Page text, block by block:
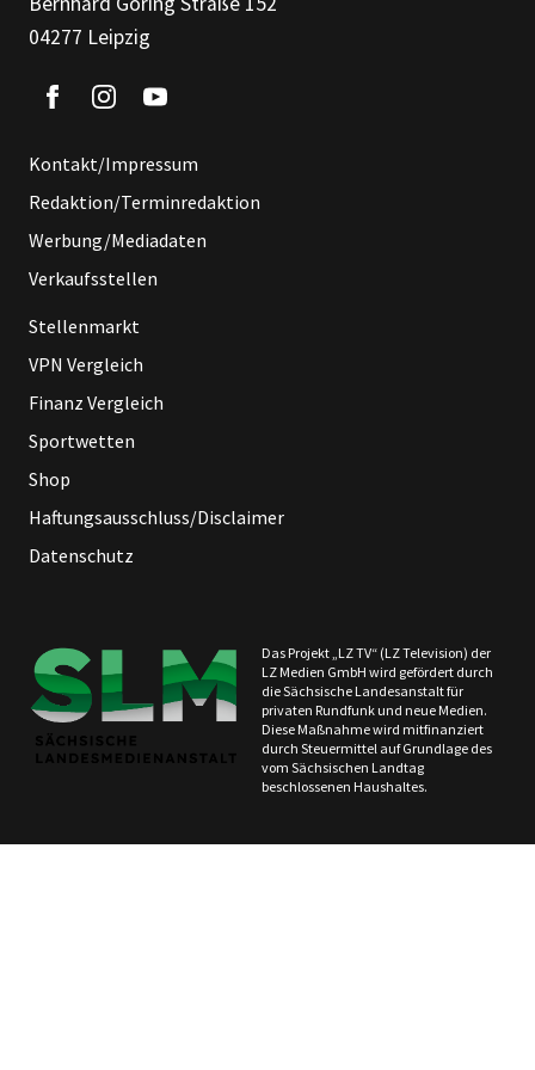
04277 Leipzig
Kontakt/Impressum
Redaktion/Terminredaktion
Werbung/Mediadaten
Verkaufsstellen
Stellenmarkt
VPN Vergleich
Finanz Vergleich
Sportwetten
Shop
Haftungsausschluss/Disclaimer
Datenschutz
Das Projekt „LZ TV“ (LZ Television) der
LZ Medien GmbH wird gefördert durch
die Sächsische Landesanstalt für
privaten Rundfunk und neue Medien.
Diese Maßnahme wird mitfinanziert
durch Steuermittel auf Grundlage des
vom Sächsischen Landtag
beschlossenen Haushaltes.